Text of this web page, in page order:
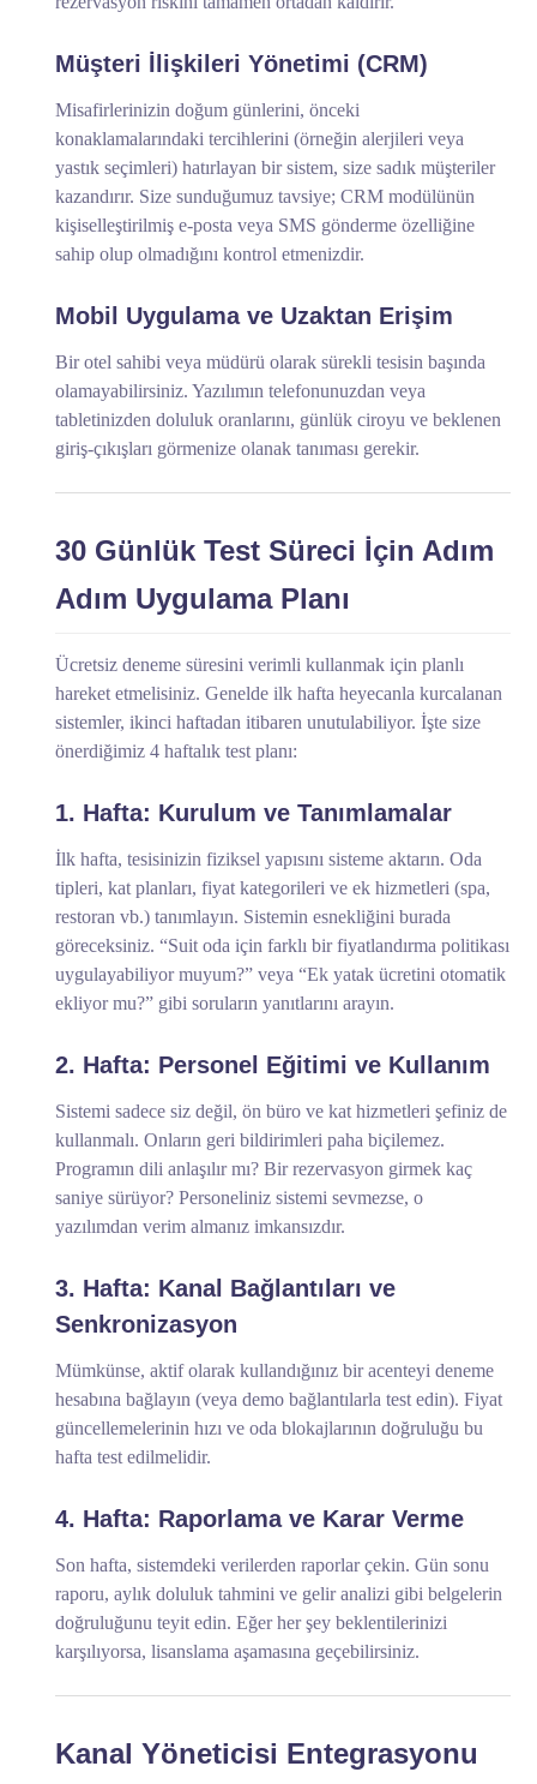
Müşteri İlişkileri Yönetimi (CRM)
Misafirlerinizin doğum günlerini, önceki
konaklamalarındaki tercihlerini (örneğin alerjileri veya
yastık seçimleri) hatırlayan bir sistem, size sadık müşteriler
kazandırır. Size sunduğumuz tavsiye; CRM modülünün
kişiselleştirilmiş e-posta veya SMS gönderme özelliğine
sahip olup olmadığını kontrol etmenizdir.
Mobil Uygulama ve Uzaktan Erişim
Bir otel sahibi veya müdürü olarak sürekli tesisin başında
olamayabilirsiniz. Yazılımın telefonunuzdan veya
tabletinizden doluluk oranlarını, günlük ciroyu ve beklenen
giriş-çıkışları görmenize olanak tanıması gerekir.
30 Günlük Test Süreci İçin Adım
Adım Uygulama Planı
Ücretsiz deneme süresini verimli kullanmak için planlı
hareket etmelisiniz. Genelde ilk hafta heyecanla kurcalanan
sistemler, ikinci haftadan itibaren unutulabiliyor. İşte size
önerdiğimiz 4 haftalık test planı:
1. Hafta: Kurulum ve Tanımlamalar
İlk hafta, tesisinizin fiziksel yapısını sisteme aktarın. Oda
tipleri, kat planları, fiyat kategorileri ve ek hizmetleri (spa,
restoran vb.) tanımlayın. Sistemin esnekliğini burada
göreceksiniz. “Suit oda için farklı bir fiyatlandırma politikası
uygulayabiliyor muyum?” veya “Ek yatak ücretini otomatik
ekliyor mu?” gibi soruların yanıtlarını arayın.
2. Hafta: Personel Eğitimi ve Kullanım
Sistemi sadece siz değil, ön büro ve kat hizmetleri şefiniz de
kullanmalı. Onların geri bildirimleri paha biçilemez.
Programın dili anlaşılır mı? Bir rezervasyon girmek kaç
saniye sürüyor? Personeliniz sistemi sevmezse, o
yazılımdan verim almanız imkansızdır.
3. Hafta: Kanal Bağlantıları ve
Senkronizasyon
Mümkünse, aktif olarak kullandığınız bir acenteyi deneme
hesabına bağlayın (veya demo bağlantılarla test edin). Fiyat
güncellemelerinin hızı ve oda blokajlarının doğruluğu bu
hafta test edilmelidir.
4. Hafta: Raporlama ve Karar Verme
Son hafta, sistemdeki verilerden raporlar çekin. Gün sonu
raporu, aylık doluluk tahmini ve gelir analizi gibi belgelerin
doğruluğunu teyit edin. Eğer her şey beklentilerinizi
karşılıyorsa, lisanslama aşamasına geçebilirsiniz.
Kanal Yöneticisi Entegrasyonu